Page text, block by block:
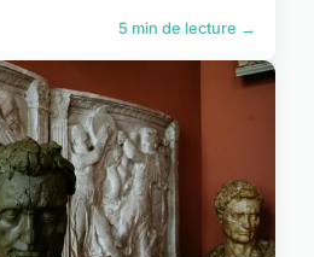
5 min de lecture →